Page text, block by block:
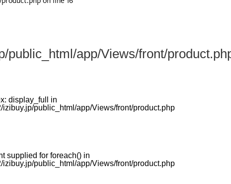
public_html/app/Views/front/
display_full in
izibuy.jp/public_html/app/Views/front/product.php
supplied for foreach() in
izibuy.jp/public_html/app/Views/front/product.php